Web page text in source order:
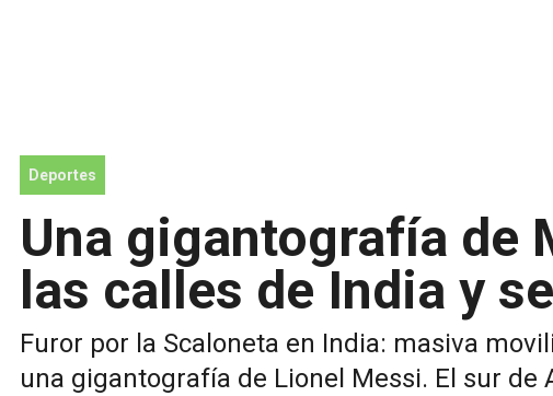
Deportes
Una gigantografía de
las calles de India y
Furor por la Scaloneta en India: masiva
una gigantografía de Lionel Messi. El sur de